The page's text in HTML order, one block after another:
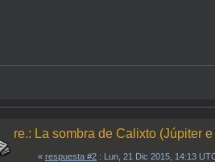
re.: La sombra de Calixto (Júpiter
« respuesta #2 : Lun, 21 Dic 2015, 14:13